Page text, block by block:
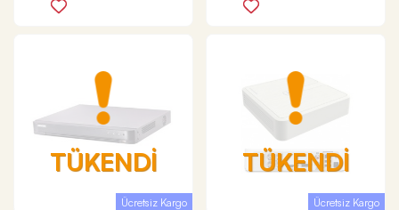
TÜKENDİ
Ücretsiz Kargo
TÜKENDİ
Ücretsiz Kargo